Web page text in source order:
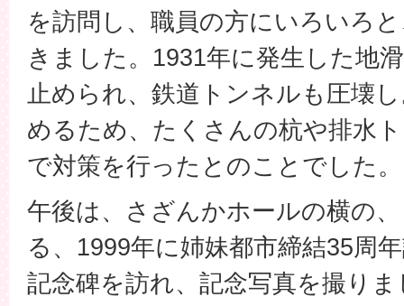
を訪問し、職員の方にいろいろ
きました。1931年に発生した地
止められ、鉄道トンネルも圧壊
めるため、たくさんの杭や排水
で対策を行ったとのことでした。
午後は、さざんかホールの横の
る、1999年に姉妹都市締結35周
記念碑を訪れ、記念写真を撮り